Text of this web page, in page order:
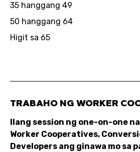
35 hanggang 49
50 hanggang 64
Higit sa 65
TRABAHO NG WORKER
Ilang session ng one-on-one
Worker Cooperatives,
Developers ang ginawa mo sa